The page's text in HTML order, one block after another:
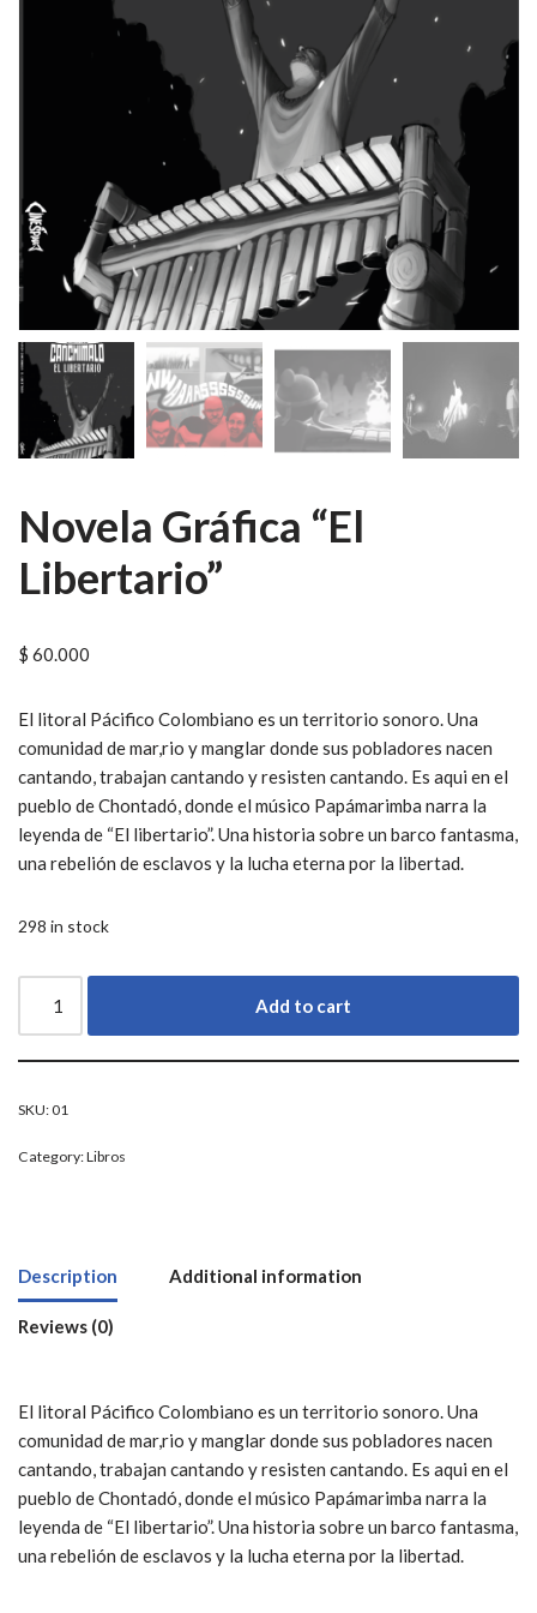
Novela Gráfica “El
Libertario”
$ 60.000
El litoral Pácifico Colombiano es un territorio sonoro. Una
comunidad de mar,rio y manglar donde sus pobladores nacen
cantando, trabajan cantando y resisten cantando. Es aqui en el
pueblo de Chontadó, donde el músico Papámarimba narra la
leyenda de “El libertario”. Una historia sobre un barco fantasma,
una rebelión de esclavos y la lucha eterna por la libertad.
298 in stock
Add to cart
SKU:01
Category:Libros
Description Additional information
Reviews (0)
El litoral Pácifico Colombiano es un territorio sonoro. Una
comunidad de mar,rio y manglar donde sus pobladores nacen
cantando, trabajan cantando y resisten cantando. Es aqui en el
pueblo de Chontadó, donde el músico Papámarimba narra la
leyenda de “El libertario”. Una historia sobre un barco fantasma,
una rebelión de esclavos y la lucha eterna por la libertad.